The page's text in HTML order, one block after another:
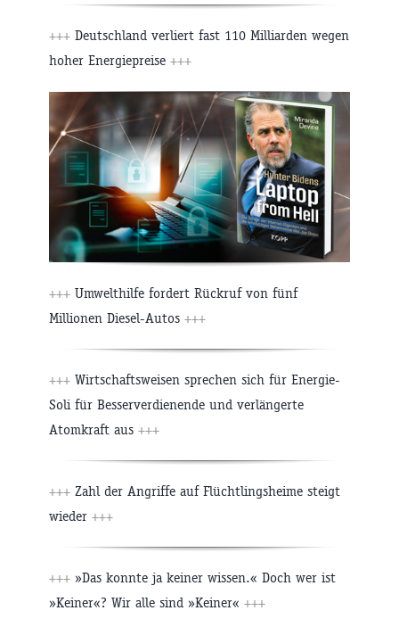
+++ Deutschland verliert fast 110 Milliarden wegen
hoher Energiepreise +++
+++ Umwelthilfe fordert Rückruf von fünf
Millionen Diesel-Autos +++
+++ Wirtschaftsweisen sprechen sich für Energie-
Soli für Besserverdienende und verlängerte
Atomkraft aus +++
+++ Zahl der Angriffe auf Flüchtlingsheime steigt
wieder +++
+++ »Das konnte ja keiner wissen.« Doch wer ist
»Keiner«? Wir alle sind »Keiner« +++